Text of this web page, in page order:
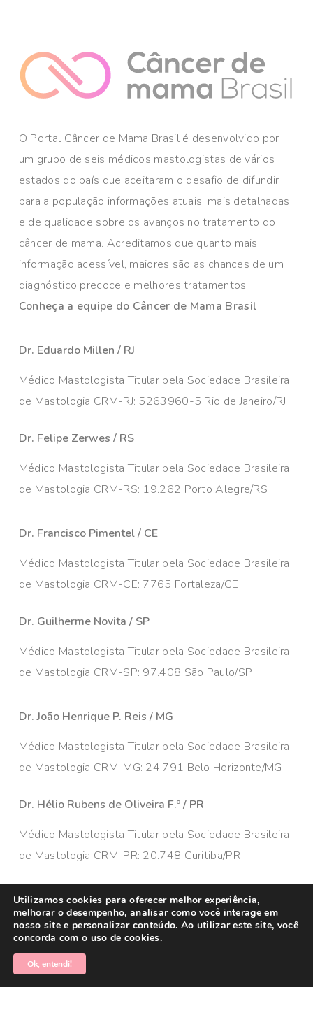
O Portal Câncer de Mama Brasil é desenvolvido por
um grupo de seis médicos mastologistas de vários
estados do país que aceitaram o desafio de difundir
para a população informações atuais, mais detalhadas
e de qualidade sobre os avanços no tratamento do
câncer de mama. Acreditamos que quanto mais
informação acessível, maiores são as chances de um
diagnóstico precoce e melhores tratamentos.
Conheça a equipe do Câncer de Mama Brasil
Dr. Eduardo Millen / RJ
Médico Mastologista Titular pela Sociedade Brasileira
de Mastologia CRM-RJ: 5263960-5 Rio de Janeiro/RJ
Dr. Felipe Zerwes / RS
Médico Mastologista Titular pela Sociedade Brasileira
de Mastologia CRM-RS: 19.262 Porto Alegre/RS
Dr. Francisco Pimentel / CE
Médico Mastologista Titular pela Sociedade Brasileira
de Mastologia CRM-CE: 7765 Fortaleza/CE
Dr. Guilherme Novita / SP
Médico Mastologista Titular pela Sociedade Brasileira
de Mastologia CRM-SP: 97.408 São Paulo/SP
Dr. João Henrique P. Reis / MG
Médico Mastologista Titular pela Sociedade Brasileira
de Mastologia CRM-MG: 24.791 Belo Horizonte/MG
Dr. Hélio Rubens de Oliveira F.º / PR
Médico Mastologista Titular pela Sociedade Brasileira
de Mastologia CRM-PR: 20.748 Curitiba/PR
© 2026 Câncer de Mama Brasil. Todos os direitos
reservados. Administrado por
Utilizamos cookies para oferecer melhor experiência,
melhorar o desempenho, analisar como você interage em
nosso site e personalizar conteúdo. Ao utilizar este site, você
concorda com o uso de cookies.
Ok, entendi!